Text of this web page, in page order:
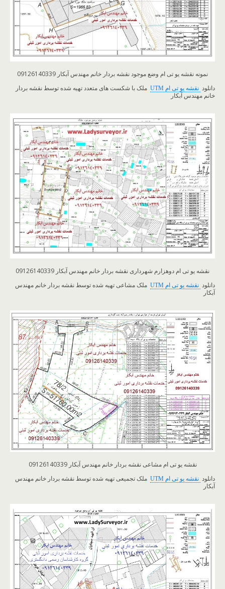
نمونه نقشه یو تی ام وضع موجود نقشه بردار خانم مهندس آبکار 09126140339
دانلود نقشه یو تی ام UTM
ملک با شکست های متعدد تهیه شده توسط نقشه بردار
خانم مهندس آبکار
نقشه یو تی ام دوهزارم شهرداری نقشه بردار خانم مهندس آبکار 09126140339
دانلود نقشه یو تی ام UTM
ملک مشاعی تهیه شده توسط نقشه بردار خانم مهندس
آبکار
نقشه یو تی ام مشاعی نقشه بردار خانم مهندس آبکار 09126140339
​دانلود نقشه یو تی ام UTM
ملک تجمیعی تهیه شده توسط نقشه بردار خانم مهندس
آبکار